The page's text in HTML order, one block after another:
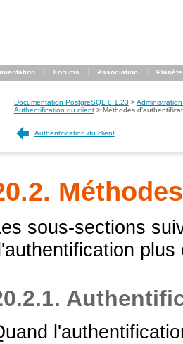
Forums Association Planète
Documentation PostgreSQL 8.1.23 >
Authentification du client> Méthodes
Authentification du client
sous-sections
plus